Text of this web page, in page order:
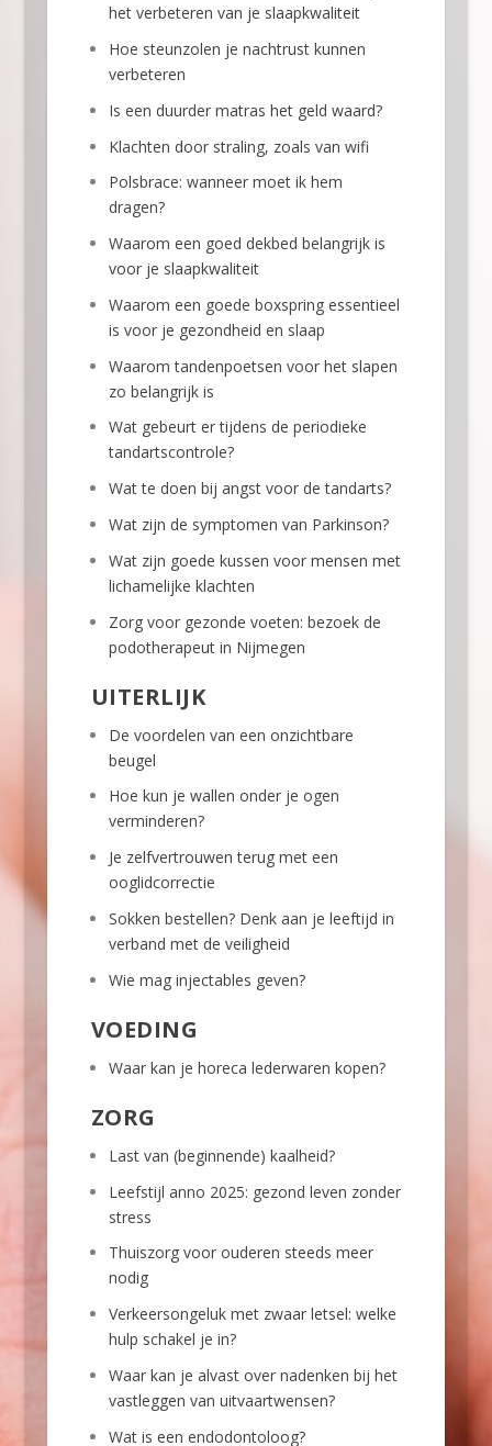
het verbeteren van je slaapkwaliteit
Hoe steunzolen je nachtrust kunnen
verbeteren
Is een duurder matras het geld waard?
Klachten door straling, zoals van wifi
Polsbrace: wanneer moet ik hem
dragen?
Waarom een goed dekbed belangrijk is
voor je slaapkwaliteit
Waarom een goede boxspring essentieel
is voor je gezondheid en slaap
Waarom tandenpoetsen voor het slapen
zo belangrijk is
Wat gebeurt er tijdens de periodieke
tandartscontrole?
Wat te doen bij angst voor de tandarts?
Wat zijn de symptomen van Parkinson?
Wat zijn goede kussen voor mensen met
lichamelijke klachten
Zorg voor gezonde voeten: bezoek de
podotherapeut in Nijmegen
UITERLIJK
De voordelen van een onzichtbare
beugel
Hoe kun je wallen onder je ogen
verminderen?
Je zelfvertrouwen terug met een
ooglidcorrectie
Sokken bestellen? Denk aan je leeftijd in
verband met de veiligheid
Wie mag injectables geven?
VOEDING
Waar kan je horeca lederwaren kopen?
ZORG
Last van (beginnende) kaalheid?
Leefstijl anno 2025: gezond leven zonder
stress
Thuiszorg voor ouderen steeds meer
nodig
Verkeersongeluk met zwaar letsel: welke
hulp schakel je in?
Waar kan je alvast over nadenken bij het
vastleggen van uitvaartwensen?
Wat is een endodontoloog?